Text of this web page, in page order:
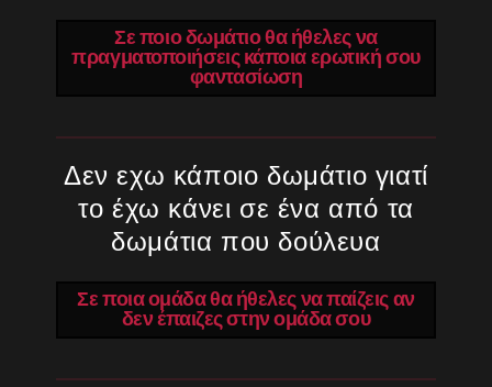
Σε ποιο δωμάτιο θα ήθελες να
πραγματοποιήσεις κάποια ερωτική σου
φαντασίωση
Δεν εχω κάποιο δωμάτιο γιατί
το έχω κάνει σε ένα από τα
δωμάτια που δούλευα
Σε ποια ομάδα θα ήθελες να παίζεις αν
δεν έπαιζες στην ομάδα σου